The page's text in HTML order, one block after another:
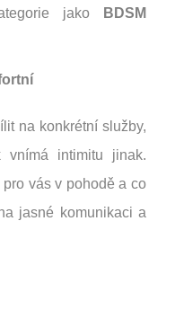
jako
BDSM
na konkrétní služby,
intimitu jinak.
vás v pohodě a co
jasné komunikaci a